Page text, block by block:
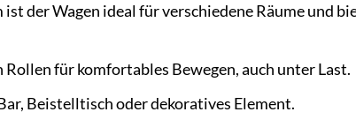
der Wagen ideal für verschiedene Räume und
für komfortables Bewegen, auch unter Last.
Beistelltisch oder dekoratives Element.